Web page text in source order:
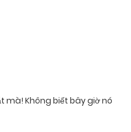
mà! Không biết bây giờ nó